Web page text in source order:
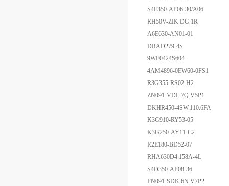
S4E350-AP06-30/A06
RH50V-ZIK.DG.1R
A6E630-AN01-01
DRAD279-4S
9WF0424S604
4AM4896-0EW60-0FS1
R3G355-RS02-H2
ZN091-VDL.7Q.V5P1
DKHR450-4SW.110.6FA
K3G910-RY53-05
K3G250-AY11-C2
R2E180-BD52-07
RHA630D4.158A-4L
S4D350-AP08-36
FN091-SDK.6N.V7P2